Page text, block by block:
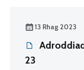
13 Rhag 2023
23